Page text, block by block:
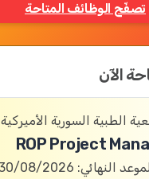
تصفّح الوظائف المتاحة
الآن
الطبية السورية الأميركية
ROP Project
النهائي: 30/08/2026